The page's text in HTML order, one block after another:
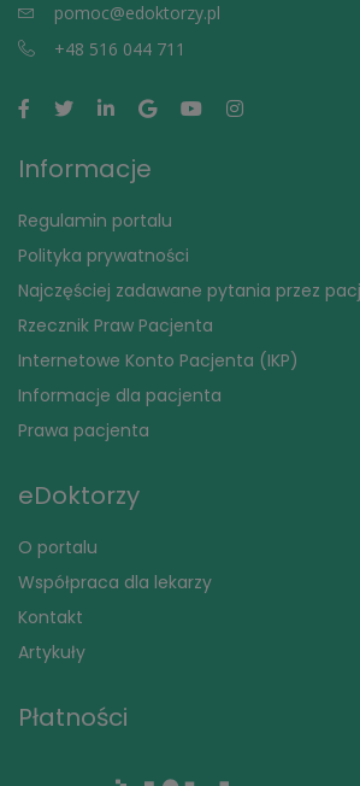
pomoc@edoktorzy.pl
+48 516 044 711
Informacje
Regulamin portalu
Polityka prywatności
Najczęściej zadawane pytania przez
Rzecznik Praw Pacjenta
Internetowe Konto Pacjenta (IKP)
Informacje dla pacjenta
Prawa pacjenta
eDoktorzy
O portalu
Współpraca dla lekarzy
Kontakt
Artykuły
Płatności